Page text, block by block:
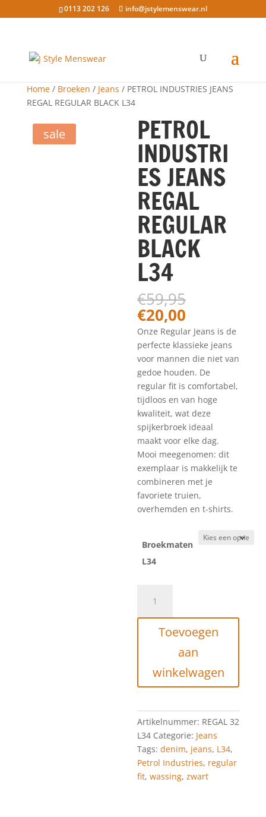
0113 202 126 info@jstylemenswear.nl
Home/ Broeken / Jeans / PETROL INDUSTRIES JEANS
REGAL REGULAR BLACK L34
sale PETROL
INDUSTRI
ES JEANS
REGAL
REGULAR
BLACK
L34
€59,95
was:
€59,95.
€20,00
prijs
is:
€20,00.
Onze Regular Jeans is de
perfecte klassieke jeans
voor mannen die niet van
gedoe houden. De
regular fit is comfortabel,
tijdloos en van hoge
kwaliteit, wat deze
spijkerbroek ideaal
maakt voor elke dag.
Mooi meegenomen: dit
exemplaar is makkelijk te
combineren met je
favoriete truien,
overhemden en t-shirts.
Broekmaten
L34
INDUSTRIES
JEANS
REGAL
aantal
Toevoegen
aan
winkelwagen
Artikelnummer: REGAL 32
L34 Categorie: Jeans
Tags:denim, jeans, L34,
Petrol Industries, regular
fit,wassing,zwart